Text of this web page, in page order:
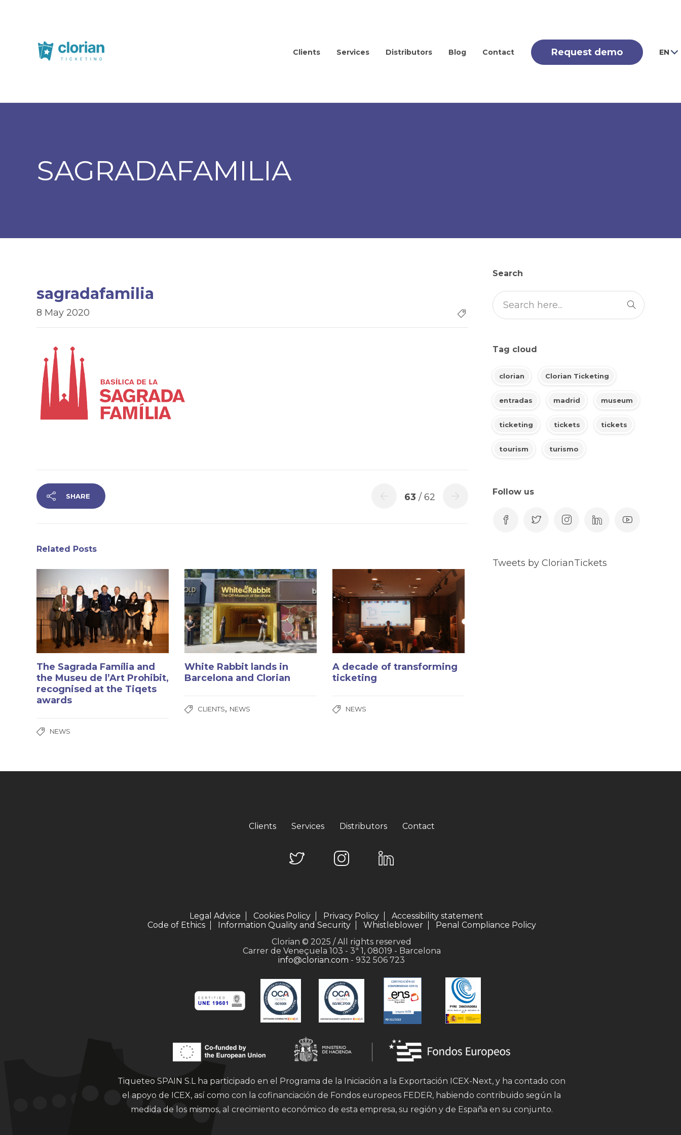
Clients Services Distributors Blog Contact Request demo EN
SAGRADAFAMILIA
sagradafamilia
8 May 2020
SHARE 63 / 62
Related Posts
The Sagrada Família and
the Museu de l’Art Prohibit,
recognised at the Tiqets
awards
NEWS
White Rabbit lands in
Barcelona and Clorian
CLIENTS, NEWS
A decade of transforming
ticketing
NEWS
Search
Tag cloud
clorian Clorian Ticketing
entradas madrid museum
ticketing tickets tickets
tourism turismo
Follow us
Tweets by ClorianTickets
Clients Services Distributors Contact
Legal Advice Cookies Policy Privacy Policy
Accessibility statement
Code of Ethics
Information Quality and Security Whistleblower
Penal Compliance Policy
Clorian © 2025 / All rights reserved
Carrer de Veneçuela 103 - 3ª 1, 08019 - Barcelona
info@clorian.com - 932 506 723
Tiqueteo SPAIN S.L ha participado en el Programa de la Iniciación a la Exportación ICEX-Next, y ha contado con
el apoyo de ICEX, así como con la cofinanciación de Fondos europeos FEDER, habiendo contribuido según la
medida de los mismos, al crecimiento económico de esta empresa, su región y de España en su conjunto.